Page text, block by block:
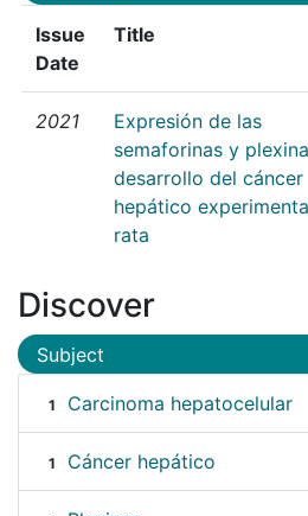
Issue
Date
Title
2021
Expresión de las
semaforinas y
desarrollo del cáncer
hepático
rata
Discover
Subject
1 Carcinoma hepatocelular
1 Cáncer hepático